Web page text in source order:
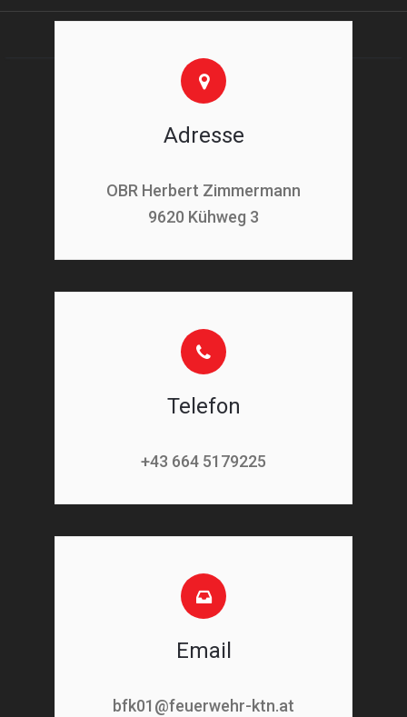
Adresse
OBR Herbert Zimmermann
9620 Kühweg 3
Telefon
+43 664 5179225
Email
bfk01@feuerwehr-ktn.at